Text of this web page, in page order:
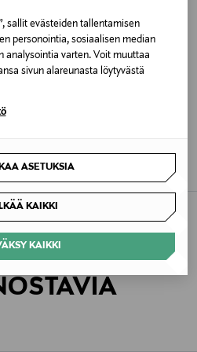
sallit evästeiden tallentamisen
personointia, sosiaalisen median
analysointia varten. Voit muuttaa
sivun alareunasta löytyvästä
ASETUKSIA
KAIKKI
KAIKKI